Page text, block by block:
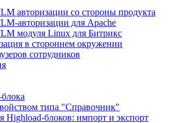
авторизации со стороны продукта
авторизации для Apache
модуля Linux для Битрикс
в стороннем окружении
сотрудников
типа "Справочник"
Highload-блоков: импорт и экспорт